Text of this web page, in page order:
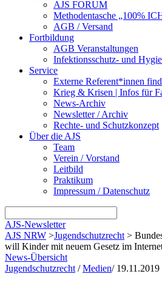
AJS FORUM
Methodentasche „100%
AGB / Versand
Fortbildung
AGB Veranstaltungen
Infektionsschutz- und
Service
Externe Referent*innen
Krieg & Krisen | Infos für
News-Archiv
Newsletter / Archiv
Rechte- und Schutzkonzept
Über die AJS
Team
Verein / Vorstand
Leitbild
Praktikum
Impressum / Datenschutz
AJS-Newsletter
AJS NRW >Jugendschutzrecht >
will Kinder mit neuem Gesetz im
News-Übersicht
Jugendschutzrecht /Medien/ 19.11.2019